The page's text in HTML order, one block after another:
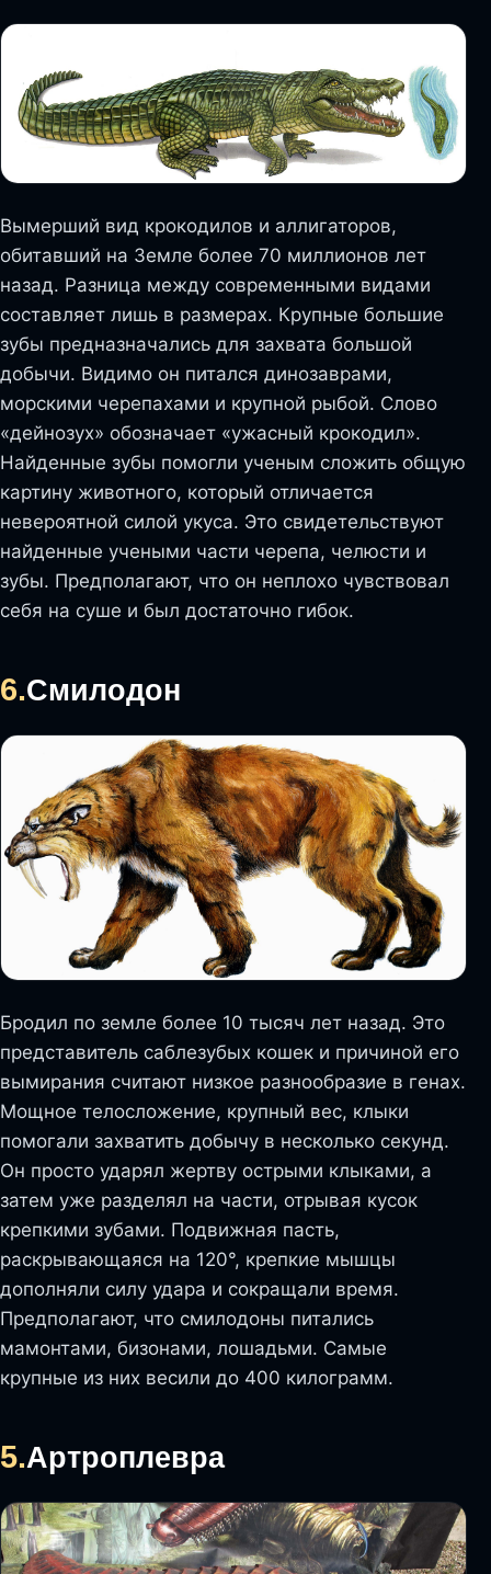
Вымерший вид крокодилов и аллигаторов,
обитавший на Земле более 70 миллионов лет
назад. Разница между современными видами
составляет лишь в размерах. Крупные большие
зубы предназначались для захвата большой
добычи. Видимо он питался динозаврами,
морскими черепахами и крупной рыбой. Слово
«дейнозух» обозначает «ужасный крокодил».
Найденные зубы помогли ученым сложить общую
картину животного, который отличается
невероятной силой укуса. Это свидетельствуют
найденные учеными части черепа, челюсти и
зубы. Предполагают, что он неплохо чувствовал
себя на суше и был достаточно гибок.
6.Смилодон
Бродил по земле более 10 тысяч лет назад. Это
представитель саблезубых кошек и причиной его
вымирания считают низкое разнообразие в генах.
Мощное телосложение, крупный вес, клыки
помогали захватить добычу в несколько секунд.
Он просто ударял жертву острыми клыками, а
затем уже разделял на части, отрывая кусок
крепкими зубами. Подвижная пасть,
раскрывающаяся на 120°, крепкие мышцы
дополняли силу удара и сокращали время.
Предполагают, что смилодоны питались
мамонтами, бизонами, лошадьми. Самые
крупные из них весили до 400 килограмм.
5.Артроплевра